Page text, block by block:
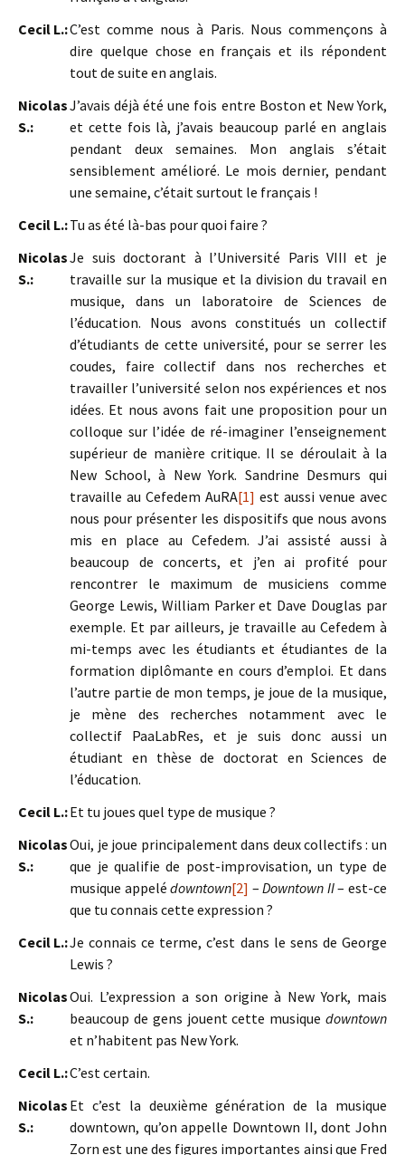
Cecil L.:C’est comme nous à Paris. Nous commençons à
dire quelque chose en français et ils répondent
tout de suite en anglais.
Nicolas
S.:
J’avais déjà été une fois entre Boston et New York,
et cette fois là, j’avais beaucoup parlé en anglais
pendant deux semaines. Mon anglais s’était
sensiblement amélioré. Le mois dernier, pendant
une semaine, c’était surtout le français !
Cecil L.:Tu as été là-bas pour quoi faire ?
Nicolas
S.:
Je suis doctorant à l’Université Paris VIII et je
travaille sur la musique et la division du travail en
musique, dans un laboratoire de Sciences de
l’éducation. Nous avons constitués un collectif
d’étudiants de cette université, pour se serrer les
coudes, faire collectif dans nos recherches et
travailler l’université selon nos expériences et nos
idées. Et nous avons fait une proposition pour un
colloque sur l’idée de ré-imaginer l’enseignement
supérieur de manière critique. Il se déroulait à la
New School, à New York. Sandrine Desmurs qui
travaille au Cefedem AuRA[1] est aussi venue avec
nous pour présenter les dispositifs que nous avons
mis en place au Cefedem. J’ai assisté aussi à
beaucoup de concerts, et j’en ai profité pour
rencontrer le maximum de musiciens comme
George Lewis, William Parker et Dave Douglas par
exemple. Et par ailleurs, je travaille au Cefedem à
mi-temps avec les étudiants et étudiantes de la
formation diplômante en cours d’emploi. Et dans
l’autre partie de mon temps, je joue de la musique,
je mène des recherches notamment avec le
collectif PaaLabRes, et je suis donc aussi un
étudiant en thèse de doctorat en Sciences de
l’éducation.
Cecil L.:Et tu joues quel type de musique ?
Nicolas
S.:
Oui, je joue principalement dans deux collectifs : un
que je qualifie de post-improvisation, un type de
musique appelédowntown[2] –Downtown II– est-ce
que tu connais cette expression ?
Cecil L.:Je connais ce terme, c’est dans le sens de George
Lewis ?
Nicolas
S.:
Oui. L’expression a son origine à New York, mais
beaucoup de gens jouent cette musique downtown
et n’habitent pas New York.
Cecil L.:C’est certain.
Nicolas
S.:
Et c’est la deuxième génération de la musique
downtown, qu’on appelle Downtown II, dont John
Zorn est une des figures importantes ainsi que Fred